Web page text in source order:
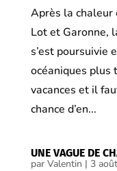
Après la
Lot et Garonne,
s’est poursuivie
océaniques plus
vacances et il
chance d’en...
UNE VAGUE DE
par Valentin | 3